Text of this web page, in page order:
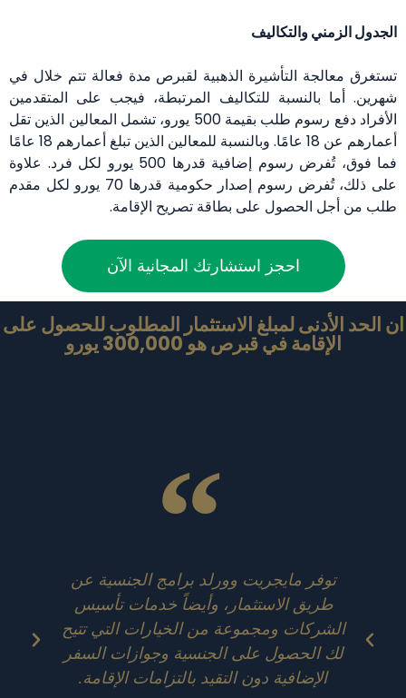
الجدول الزمني والتكاليف
تستغرق معالجة التأشيرة الذهبية لقبرص مدة فعالة تتم خلال في
شهرين. أما بالنسبة للتكاليف المرتبطة، فيجب على المتقدمين
الأفراد دفع رسوم طلب بقيمة 500 يورو، تشمل المعالين الذين تقل
أعمارهم عن 18 عامًا. وبالنسبة للمعالين الذين تبلغ أعمارهم 18 عامًا
فما فوق، تُفرض رسوم إضافية قدرها 500 يورو لكل فرد. علاوة
على ذلك، تُفرض رسوم إصدار حكومية قدرها 70 يورو لكل مقدم
طلب من أجل الحصول على بطاقة تصريح الإقامة.
احجز استشارتك المجانية الآن
ان الحد الأدنى لمبلغ الاستثمار المطلوب للحصول على
الإقامة في قبرص هو 300,000 يورو
توفر مايجريت وورلد برامج الجنسية عن
طريق الاستثمار، وأيضاً خدمات تأسيس
الشركات ومجموعة من الخيارات التي تتيح
لك الحصول على الجنسية وجوازات السفر
الإضافية دون التقيد بالتزامات الإقامة.